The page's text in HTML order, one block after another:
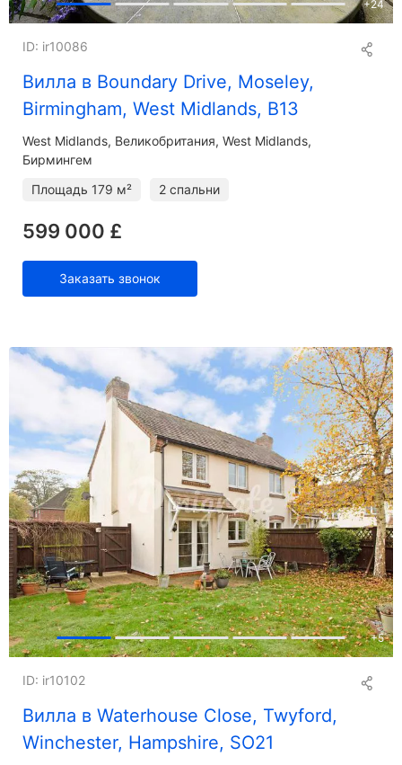
+24
Вилла в Boundary Drive, Moseley,
Birmingham, West Midlands, B13
ID: ir10086
West Midlands Великобритания, West Midlands,
Бирмингем
Площадь 179 м² 2 спальни
599 000 £
Заказать звонок
+5
Вилла в Waterhouse Close, Twyford,
Winchester, Hampshire, SO21
ID: ir10102